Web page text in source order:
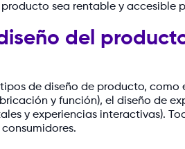
producto sea rentable y accesible
del
tipos de diseño de producto,
y función), el diseño de
y experiencias interactivas).